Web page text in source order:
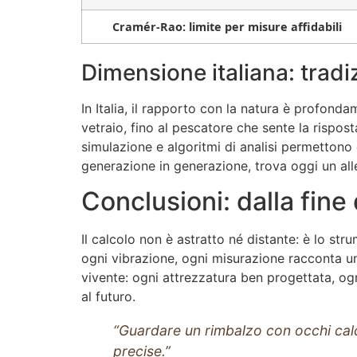
Cramér-Rao: limite per misure affidabili
Dimensione italiana:
In Italia, il rapporto con la natura è
vetraio, fino al pescatore che sente la
simulazione e algoritmi di analisi
generazione in generazione, trova oggi un
Conclusioni: dalla
Il calcolo non è astratto né distante: è lo
ogni vibrazione, ogni misurazione racconta
vivente: ogni attrezzatura ben progettata,
al futuro.
“Guardare un rimbalzo con occhi
precise.”